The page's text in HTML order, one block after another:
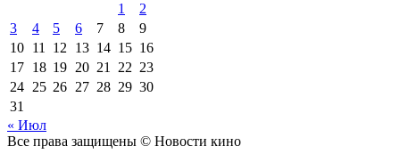
1
2
3
4 5 6 7 8
9
10 11 12 13 14 15 16
17 18 19 20 21 22 23
24 25 26 27 28 29 30
31
« Июл
Все права защищены © Новости кино